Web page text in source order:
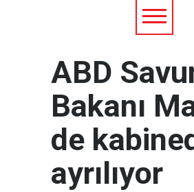
ABD
Bakanı
de
ayrılıyor